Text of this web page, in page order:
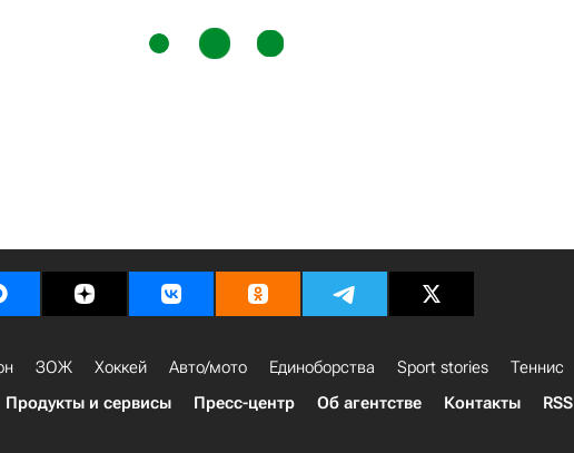
ЗОЖ Хоккей Авто/мото Единоборства Sport stories Теннис
Продукты и сервисы Пресс-центр Об агентстве Контакты RSS